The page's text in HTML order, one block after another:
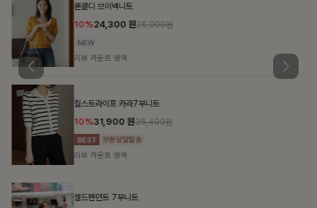
론클디 브이넥니트
10%24,300 원26,900원
리뷰 카운트 영역
칠스트라이프 카라7부니트
10%31,900 원35,400원
리뷰 카운트 영역
셀드펜던트 7부니트